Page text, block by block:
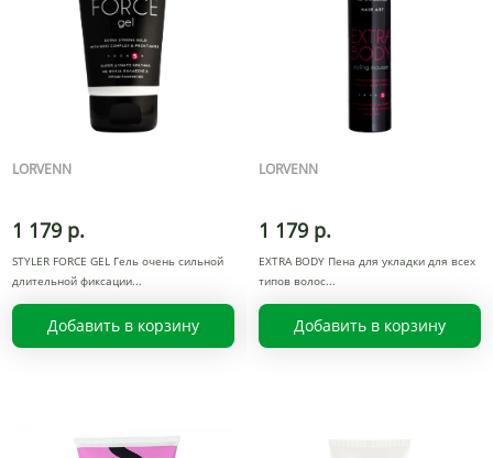
LORVENN
1 179 р.
STYLER FORCE GEL Гель очень сильной
длительной фиксации
Добавить в корзину
LORVENN
1 179 р.
EXTRA BODY Пена для укладки для всех
типов волос
Добавить в корзину